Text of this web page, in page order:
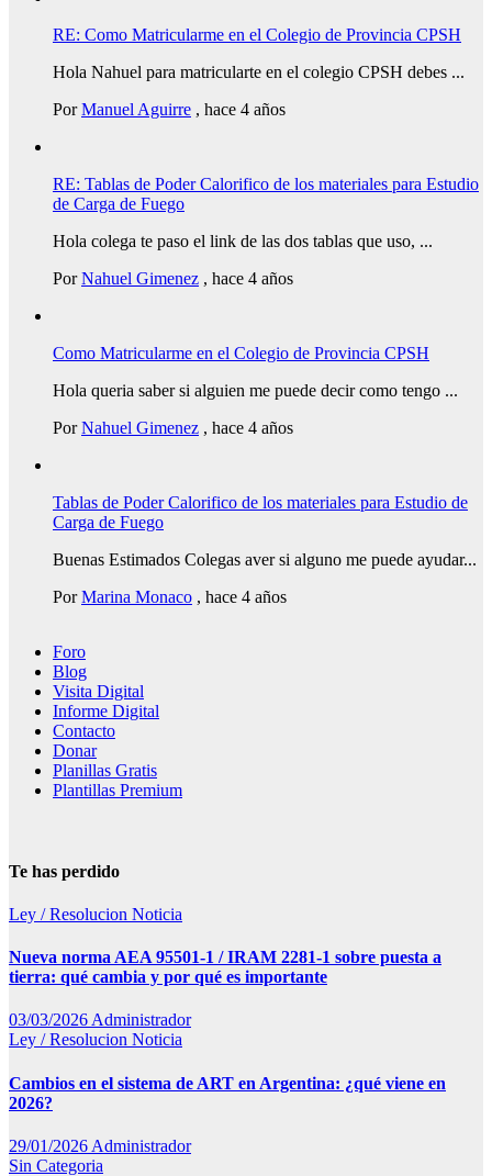
RE: Como Matricularme en el Colegio de Provincia CPSH
Hola Nahuel para matricularte en el colegio CPSH debes ...
PorManuel Aguirre , hace 4 años
RE: Tablas de Poder Calorifico de los materiales para Estudio
de Carga de Fuego
Hola colega te paso el link de las dos tablas que uso, ...
PorNahuel Gimenez , hace 4 años
Como Matricularme en el Colegio de Provincia CPSH
Hola queria saber si alguien me puede decir como tengo ...
PorNahuel Gimenez , hace 4 años
Tablas de Poder Calorifico de los materiales para Estudio de
Carga de Fuego
Buenas Estimados Colegas aver si alguno me puede ayudar...
PorMarina Monaco , hace 4 años
Foro
Blog
Visita Digital
Informe Digital
Contacto
Donar
Planillas Gratis
Plantillas Premium
Te has perdido
Ley / Resolucion Noticia
Nueva norma AEA 95501-1 / IRAM 2281-1 sobre puesta a
tierra: qué cambia y por qué es importante
03/03/2026 Administrador
Ley / Resolucion Noticia
Cambios en el sistema de ART en Argentina: ¿qué viene en
2026?
29/01/2026 Administrador
Sin Categoria